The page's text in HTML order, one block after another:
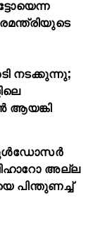
നടക്കുന്നു;
ആയങ്കി
അല്ല
പിന്തുണച്ച്